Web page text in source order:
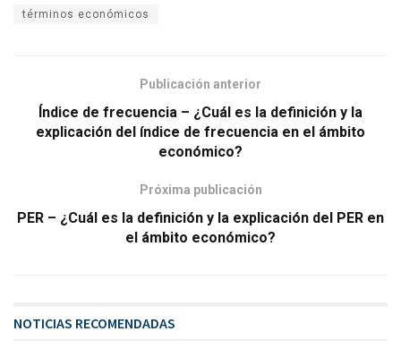
términos económicos
Publicación anterior
Índice de frecuencia – ¿Cuál es la definición y la
explicación del índice de frecuencia en el ámbito
económico?
Próxima publicación
PER – ¿Cuál es la definición y la explicación del PER en
el ámbito económico?
NOTICIAS RECOMENDADAS